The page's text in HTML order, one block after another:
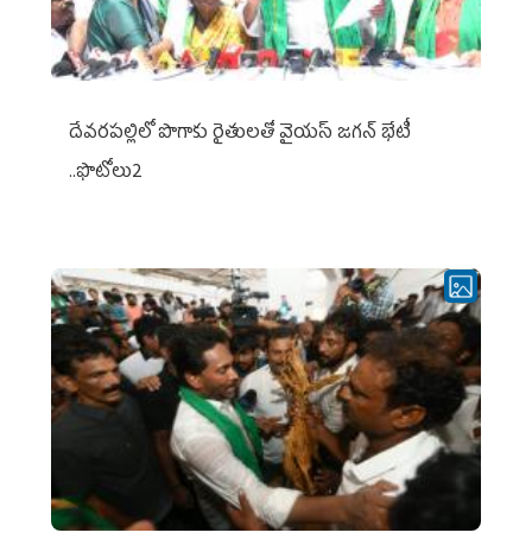
దేవరపల్లిలో పొగాకు రైతులతో వైయస్ జగన్ భేటీ
..ఫొటోలు2